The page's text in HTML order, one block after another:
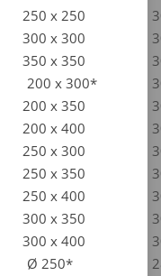
250 x 250
300 x 300
350 x 350
200 x 300*
200 x 350
200 x 400
250 x 300
250 x 350
250 x 400
300 x 350
300 x 400
Ø 250*